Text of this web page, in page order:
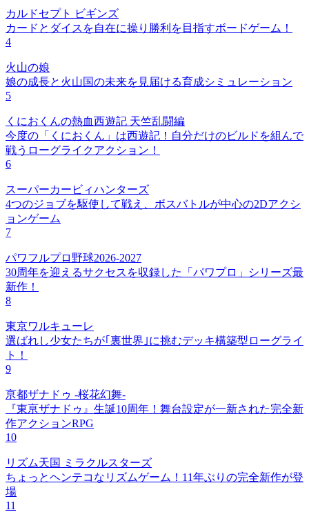
カルドセプト ビギンズ
カードとダイスを自在に操り勝利を目指すボードゲーム！
4
火山の娘
娘の成長と火山国の未来を見届ける育成シミュレーション
5
くにおくんの熱血西遊記 天竺乱闘編
今度の「くにおくん」は西遊記！自分だけのビルドを組んで
戦うローグライクアクション！
6
スーパーカービィハンターズ
4つのジョブを駆使して戦え、ボスバトルが中心の2Dアクシ
ョンゲーム
7
パワフルプロ野球2026-2027
30周年を迎えるサクセスを収録した「パワプロ」シリーズ最
新作！
8
東京ワルキューレ
選ばれし少女たちが｢裏世界｣に挑むデッキ構築型ローグライ
ト！
9
亰都ザナドゥ -桜花幻舞-
『東亰ザナドゥ』生誕10周年！舞台設定が一新された完全新
作アクションRPG
10
リズム天国 ミラクルスターズ
ちょっとヘンテコなリズムゲーム！11年ぶりの完全新作が登
場
11